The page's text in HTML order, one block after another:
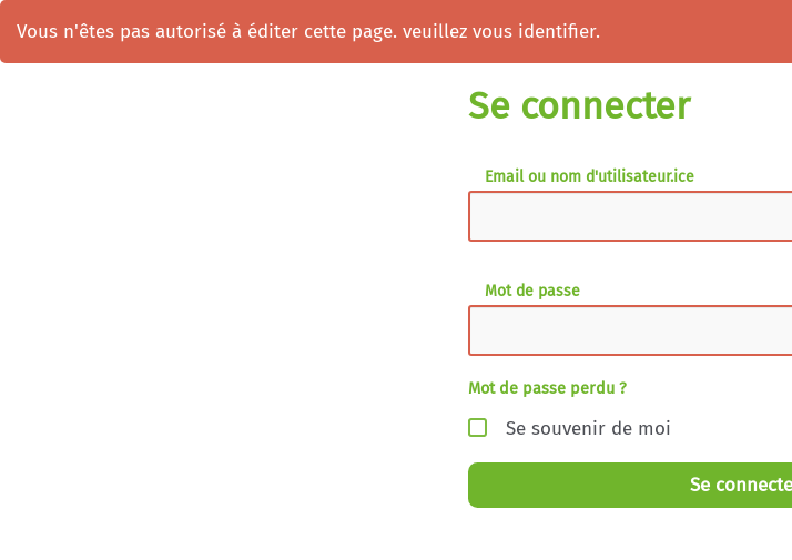
Vous n'êtes pas autorisé à éditer cette page. veuillez vous identifier.
Se connecter
Email ou nom d'utilisateur.ice
Mot de passe
Mot de passe perdu ?
Se souvenir de moi
Se